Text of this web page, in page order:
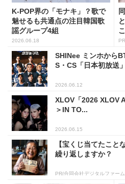
K-POP界の「モナキ」？歌で
魅せるも共通点の注目韓国歌
謡グループ4組
2026.06.18
SHINee ミンホから
S・CS「日本初放送
2026.06.12
XLOV「2026 XLOV
＞IN TO...
2026.06.15
【宝くじ当てたこと
繰り返しますか？
PR(合同会社デジタルファー